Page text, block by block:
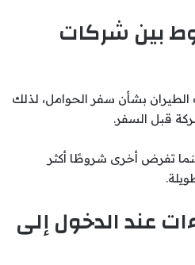
بين شركات
بشأن سفر الحوامل، لذلك
قبل السفر.
تفرض أخرى شروطًا أكثر
عند الدخول إلى